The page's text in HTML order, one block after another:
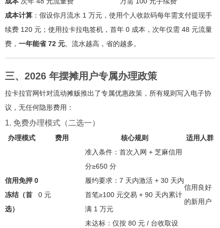
成本计算 ：假设你月流水 1 万元，使用个人收款码每年需支付提现手
续费 120 元；使用拉卡拉电签机，首年 0 成本，次年仅需 48 元流量
费， 一年能省 72 元。流水越高，省的越多。
三、2026 年摆摊用户专属办理政策
拉卡拉官网针对流动摊贩推出了专属优惠政策，所有规则写入电子协
议，无任何隐形费用：
1. 免费办理模式（二选一）
办理模式 费用 核心规则 适用人群
信用免押 0
冻结（首
选）
0 元
准入条件：首次入网 + 芝麻信用
分≥650 分
履约要求：7 天内激活 + 30 天内
首笔≥100 元交易 + 90 天内累计
满 1 万元
未达标：仅按 80 元 / 台收取设
信用良好
的新用户